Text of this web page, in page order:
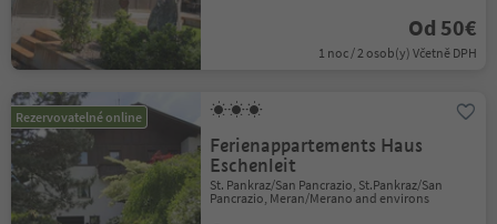
Od 50€
1 noc / 2 osob(y) Včetně DPH
Rezervovatelné online
Ferienappartements Haus
Eschenleit
St. Pankraz/San Pancrazio, St.Pankraz/San
Pancrazio, Meran/Merano and environs